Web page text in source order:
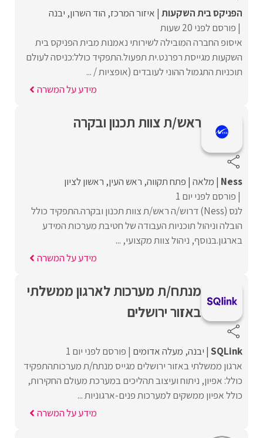
הפניקס בית השקעות איזור המרכז הוד השרון יבנה
פורסם לפני 20 שעות
איסופ החברה המובילה לשירותי נאמנות מבית הפניקס בית
השקעות מגייסת רפרנט.ית תפעול.התפקיד כולל:כניסה לעולם
תוכניות התגמול ההוני לעובדים (אופציות / ...
מידע על המשרה
ראש/ת צוות תכנון ובקרה
Ness מלאה פתח תקווה ראש העין ראשון לציון
פורסם לפני יום 1
לנס (Ness) דרוש/ה ראש/ת צוות תכנון ובקרה.התפקיד כולל
הובלה וניהול תוכניות העבודה של חטיבת מערכות המידע
בארגון.בנוסף, ניהול צוות מקצועי, ...
מידע על המשרה
מנתח/ת מערכות לארגון ממשלתי
באזור ירושלים
SQLink יבנה מעלה אדומים פורסם לפני יום 1
ארגון ממשלתי באזור ירושלים מגייס מנתח/ת מערכותהתפקיד
כולל: אפיון, ניתוח ועיצוב תהליכים במערכת מעולם החקירות,
כולל אפיון ממשקים למערכות פנים-ארגוניות ...
מידע על המשרה